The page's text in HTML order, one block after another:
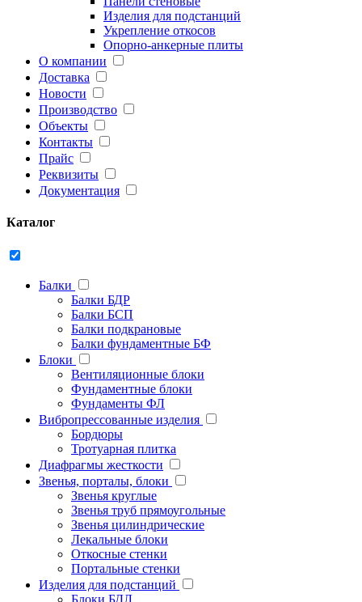
Изделия для подстанций
Укрепление откосов
Опорно-анкерные плиты
О компании
Доставка
Новости
Производство
Объекты
Контакты
Прайс
Реквизиты
Документация
Каталог
Балки
Балки БДР
Балки БСП
Балки подкрановые
Балки фундаментные БФ
Блоки
Вентиляционные блоки
Фундаментные блоки
Фундаменты ФЛ
Вибропрессованные изделия
Бордюры
Тротуарная плитка
Диафрагмы жесткости
Звенья, порталы, блоки
Звенья круглые
Звенья труб прямоугольные
Звенья цилиндрические
Лекальные блоки
Откосные стенки
Портальные стенки
Изделия для подстанций
Блоки БДЛ